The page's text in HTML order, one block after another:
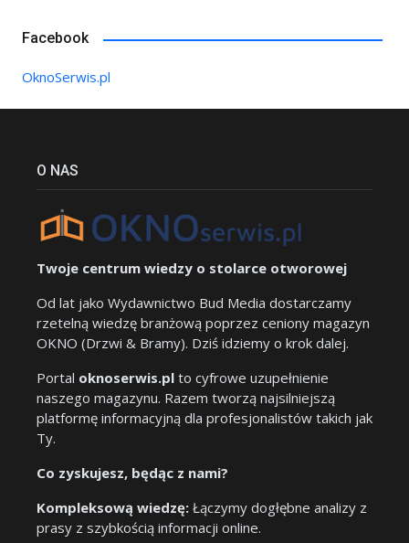
Facebook
OknoSerwis.pl
O NAS
Twoje centrum wiedzy o stolarce otworowej
Od lat jako Wydawnictwo Bud Media dostarczamy
rzetelną wiedzę branżową poprzez ceniony magazyn
OKNO (Drzwi & Bramy). Dziś idziemy o krok dalej.
Portal oknoserwis.pl to cyfrowe uzupełnienie
naszego magazynu. Razem tworzą najsilniejszą
platformę informacyjną dla profesjonalistów takich jak
Ty.
Co zyskujesz, będąc z nami?
Kompleksową wiedzę: Łączymy dogłębne analizy z
prasy z szybkością informacji online.